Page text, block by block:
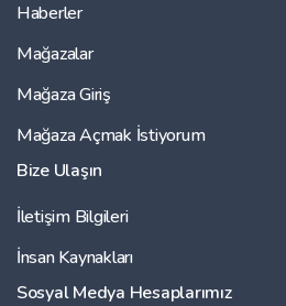
Haberler
Mağazalar
Mağaza Giriş
Mağaza Açmak İstiyorum
Bize Ulaşın
İletişim Bilgileri
İnsan Kaynakları
Sosyal Medya Hesaplarımız